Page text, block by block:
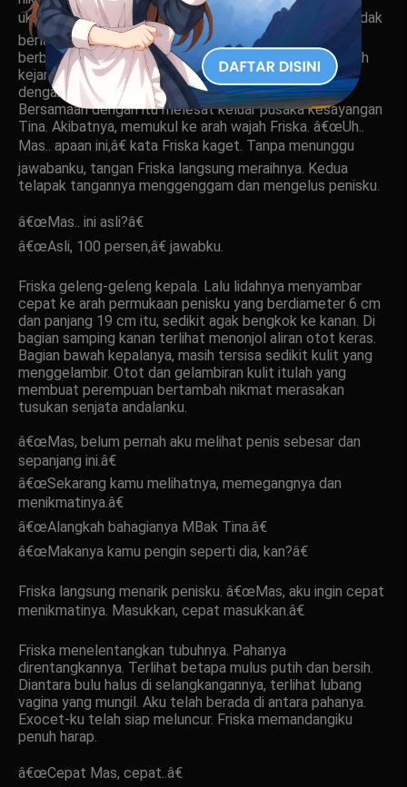
ukhh..â€ Sebentar kemudian Friska lemas. Namun itu tidak
berlangsung lama karena Friska kembali bernafsu dan
berbalik mengambil inisitif. Tangannya mencari-cari arah
kejantananku. Kudekatkan agar gampang dijangkau,
dengan serta merta Friska menarik celana dalamku.
Bersamaan dengan itu melesat keluar pusaka kesayangan
Tina. Akibatnya, memukul ke arah wajah Friska. â€œUh..
Mas.. apaan ini,â€ kata Friska kaget. Tanpa menunggu
jawabanku, tangan Friska langsung meraihnya. Kedua
telapak tangannya menggenggam dan mengelus penisku.
â€œMas.. ini asli?â€
â€œAsli, 100 persen,â€ jawabku.
Friska geleng-geleng kepala. Lalu lidahnya menyambar
cepat ke arah permukaan penisku yang berdiameter 6 cm
dan panjang 19 cm itu, sedikit agak bengkok ke kanan. Di
bagian samping kanan terlihat menonjol aliran otot keras.
Bagian bawah kepalanya, masih tersisa sedikit kulit yang
menggelambir. Otot dan gelambiran kulit itulah yang
membuat perempuan bertambah nikmat merasakan
tusukan senjata andalanku.
â€œMas, belum pernah aku melihat penis sebesar dan
sepanjang ini.â€
â€œSekarang kamu melihatnya, memegangnya dan
menikmatinya.â€
â€œAlangkah bahagianya MBak Tina.â€
â€œMakanya kamu pengin seperti dia, kan?â€
Friska langsung menarik penisku. â€œMas, aku ingin cepat
menikmatinya. Masukkan, cepat masukkan.â€
Friska menelentangkan tubuhnya. Pahanya
direntangkannya. Terlihat betapa mulus putih dan bersih.
Diantara bulu halus di selangkangannya, terlihat lubang
vagina yang mungil. Aku telah berada di antara pahanya.
Exocet-ku telah siap meluncur. Friska memandangiku
penuh harap.
â€œCepat Mas, cepat..â€